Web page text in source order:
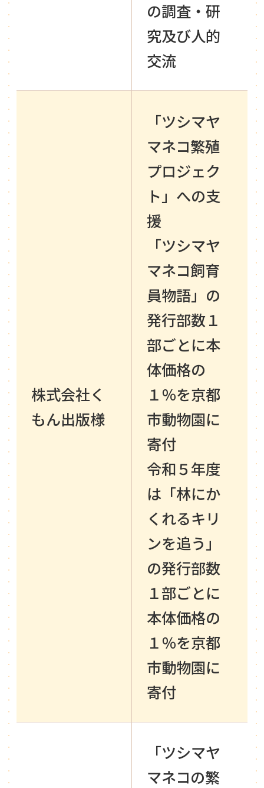
の調査・研
究及び人的
交流
株式会社く
もん出版様
「ツシマヤ
マネコ繁殖
プロジェク
ト」への支
援
「ツシマヤ
マネコ飼育
員物語」の
発行部数１
部ごとに本
体価格の
１％を京都
市動物園に
寄付
令和５年度
は「林にか
くれるキリ
ンを追う」
の発行部数
１部ごとに
本体価格の
１％を京都
市動物園に
寄付
「ツシマヤ
マネコの繁